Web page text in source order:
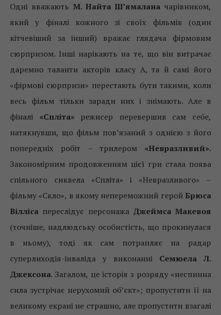
Одні вважають М. Найта Ш’ямалана чарівником,
який у фіналі кожного зі своїх фільмів (один
кітчевіший за інший) вражає глядача фірмовим
сюрпризом. Інші нарікають на те, що він витрачає
даремно таланти акторів класу А, та й самі його
«фірмові сюрпризи» перестають бути такими, коли
весь фільм тільки заради них і знімають. Але в
фіналі «Спліта»режисер перевершив сам себе,
натякнувши, що фільм пов’язаний з однією з його
попередніх робіт – трилером «Невразливий».
Закономірним продовженням цієї гри стала поява
спільного сиквела «Спліта» і «Невразливого» –
фільму «Скло», в якому непереможний герой Брюса
Вілліса переслідує персонажа Джеймса Макевоя
(точніше, надлюдську особистість, що прокинулася
в ньому), тоді як сам потрапляє на радар
суперлиходія-інваліда у виконанні Семюела Л.
Джексона. Загалом, це історія з розряду «неспинна
сила зустрічає нерухомий об’єкт»; пропустити її на
великому екрані не страшно, але пропустити взагалі